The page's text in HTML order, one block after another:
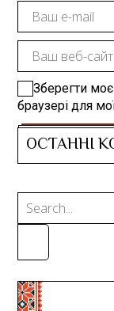
Зберегти
браузері для